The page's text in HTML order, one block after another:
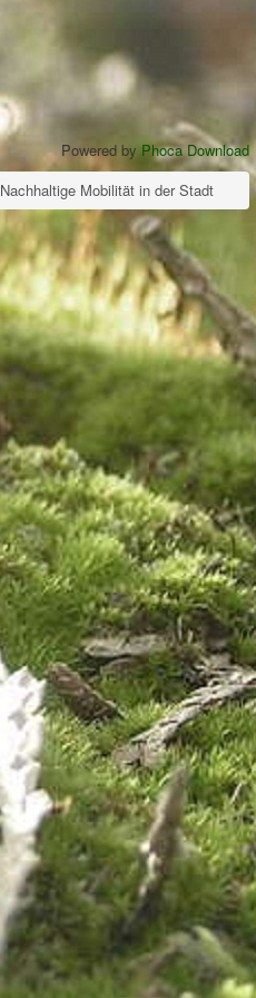
Powered byPhoca Download
Nachhaltige Mobilität in der Stadt